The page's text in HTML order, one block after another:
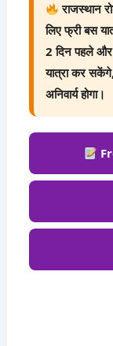
राजस्थान
लिए फ्री बस
2 दिन पहले और
यात्रा कर
अनिवार्य होगा।